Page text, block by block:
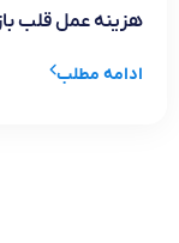
هزینه عمل قلب
ادامه مطلب